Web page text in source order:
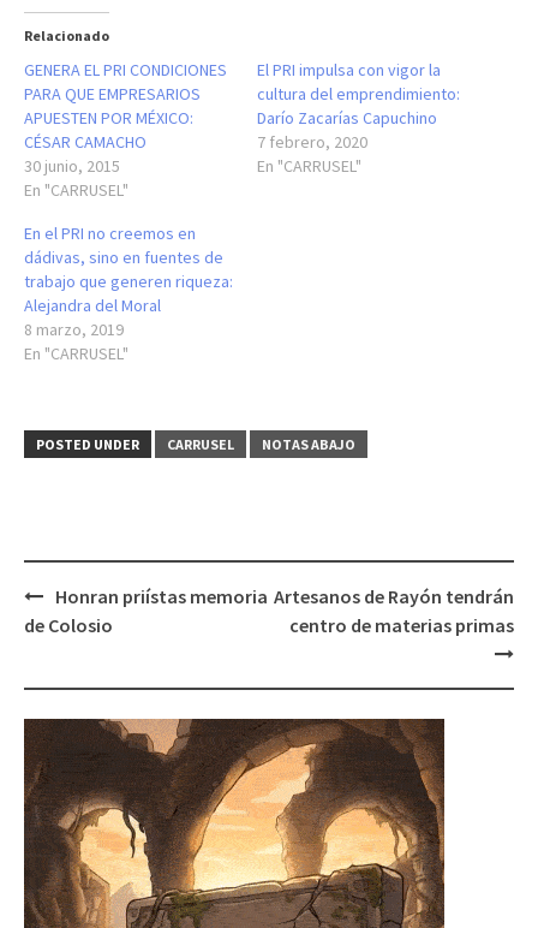
Relacionado
GENERA EL PRI CONDICIONES
PARA QUE EMPRESARIOS
APUESTEN POR MÉXICO:
CÉSAR CAMACHO
30 junio, 2015
En "CARRUSEL"
El PRI impulsa con vigor la
cultura del emprendimiento:
Darío Zacarías Capuchino
7 febrero, 2020
En "CARRUSEL"
En el PRI no creemos en
dádivas, sino en fuentes de
trabajo que generen riqueza:
Alejandra del Moral
8 marzo, 2019
En "CARRUSEL"
POSTED UNDER CARRUSEL NOTAS ABAJO
Post
navigation
Honran priístas memoria
de Colosio
Artesanos de Rayón tendrán
centro de materias primas